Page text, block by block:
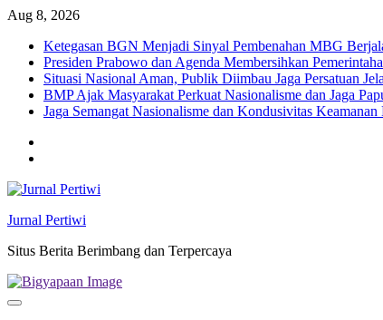
Skip
content
Aug 8, 2026
Ketegasan BGN Menjadi Sinyal Pembenahan MBG
Presiden Prabowo dan Agenda Membersihkan
Situasi Nasional Aman, Publik Diimbau Jaga Persatuan
BMP Ajak Masyarakat Perkuat Nasionalisme dan Jaga
Jaga Semangat Nasionalisme dan Kondusivitas
Jurnal Pertiwi
Situs Berita Berimbang dan Terpercaya